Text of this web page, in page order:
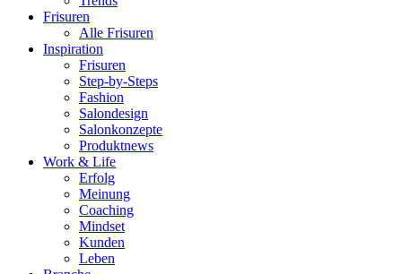
Frisuren
Alle Frisuren
Inspiration
Frisuren
Step-by-Steps
Fashion
Salondesign
Salonkonzepte
Produktnews
Work & Life
Erfolg
Meinung
Coaching
Mindset
Kunden
Leben